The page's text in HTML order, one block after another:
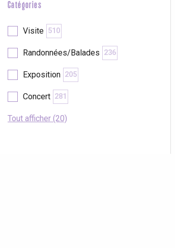
Catégories
Visite 510
Randonnées/Balades 236
Exposition 205
Concert 281
Tout afficher (20)